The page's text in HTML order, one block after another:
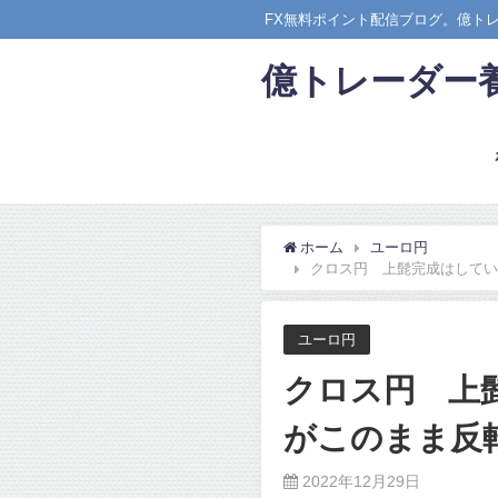
FX無料ポイント配信ブログ。億ト
億トレーダー
ホーム
ユーロ円
クロス円 上髭完成はして
ユーロ円
クロス円 上
がこのまま反
2022年12月29日